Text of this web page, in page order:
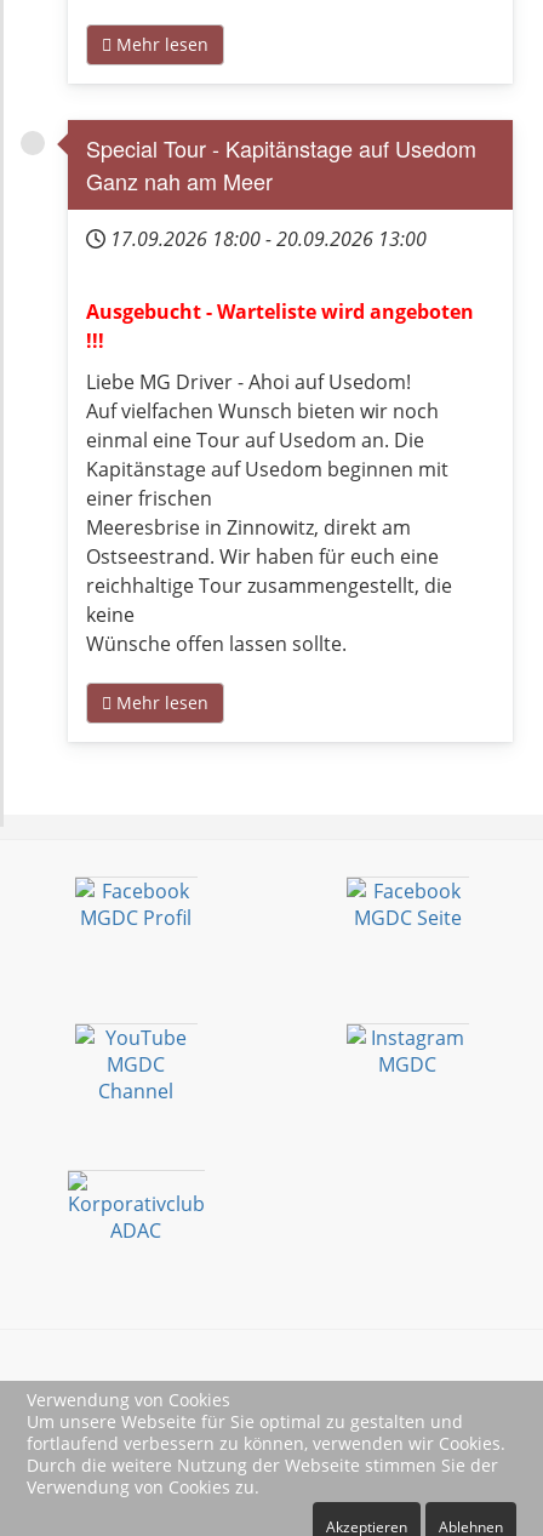
Mehr lesen
Special Tour - Kapitänstage auf Usedom
Ganz nah am Meer
17.09.2026 18:00-20.09.2026 13:00
Ausgebucht - Warteliste wird angeboten
!!!
Liebe MG Driver - Ahoi auf Usedom!
Auf vielfachen Wunsch bieten wir noch
einmal eine Tour auf Usedom an. Die
Kapitänstage auf Usedom beginnen mit
einer frischen
Meeresbrise in Zinnowitz, direkt am
Ostseestrand. Wir haben für euch eine
reichhaltige Tour zusammengestellt, die
keine
Wünsche offen lassen sollte.
Mehr lesen
Impressum
Datenschutz
Verwendung von Cookies
Um unsere Webseite für Sie optimal zu gestalten und
fortlaufend verbessern zu können, verwenden wir Cookies.
Durch die weitere Nutzung der Webseite stimmen Sie der
Verwendung von Cookies zu.
Akzeptieren Ablehnen